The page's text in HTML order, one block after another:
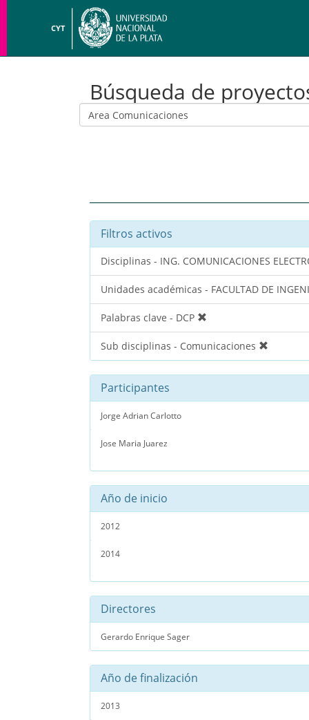
CYT
Búsqueda de
Filtros activos
Disciplinas - ING. COMUNICACIONES
Unidades académicas - FACULTAD DE
Palabras clave - DCP
Sub disciplinas - Comunicaciones
Participantes
Jorge Adrian Carlotto
Jose Maria Juarez
Año de inicio
2012
2014
Directores
Gerardo Enrique Sager
Año de finalización
2013